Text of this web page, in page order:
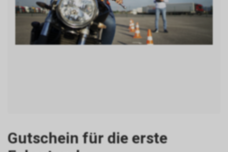
Gutschein für die erste